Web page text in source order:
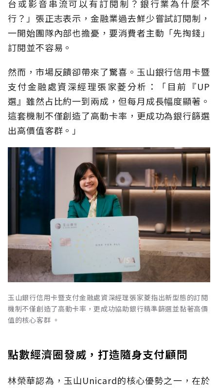
台或影音串流可以有訂閱制？銀行業為什麼不
行？」張正志表示，金融業過去鮮少嘗試訂閱制，
一開始團隊內部也擔憂，要消費者主動「先掏錢」
訂閱並不容易。
然而，市場反饋卻帶來了驚喜。玉山銀行信用卡暨
支付金融處資深經理張家菱分析：「目前『UP
選』雖然占比約一到兩成，但每月成長幅度顯著。
這套機制不僅創造了高動卡率，更成功為銀行篩選
出高價值客群。」
玉山銀行信用卡暨支付金融處資深經理張家菱指出新型態的訂閱
機制不僅創造了高動卡率，更成功協助銀行精準篩選並黏著高價
值的核心客群 。
點數經濟圈發威，打造隨身支付顧問
林榮華認為，玉山Unicard的核心優勢之一，在於